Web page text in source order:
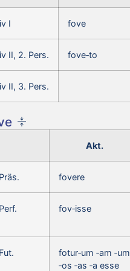
I fove
II, 2. Pers. fove‑to
II, 3. Pers.
Akt.
fovere
fov‑isse
fotur‑um ‑am ‑um
‑os ‑as ‑a esse